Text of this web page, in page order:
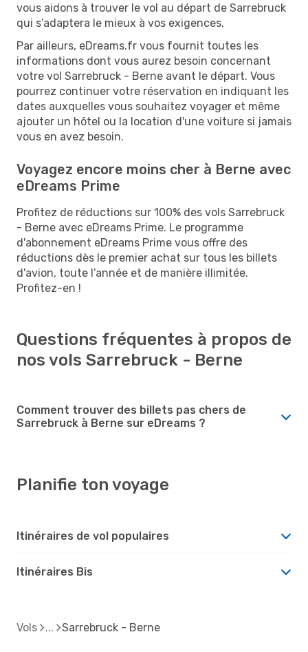
vous aidons à trouver le vol au départ de Sarrebruck
qui s’adaptera le mieux à vos exigences.
Par ailleurs, eDreams.fr vous fournit toutes les
informations dont vous aurez besoin concernant
votre vol Sarrebruck - Berne avant le départ. Vous
pourrez continuer votre réservation en indiquant les
dates auxquelles vous souhaitez voyager et même
ajouter un hôtel ou la location d'une voiture si jamais
vous en avez besoin.
Voyagez encore moins cher à Berne avec
eDreams Prime
Profitez de réductions sur 100% des vols Sarrebruck
- Berne avec eDreams Prime. Le programme
d'abonnement eDreams Prime vous offre des
réductions dès le premier achat sur tous les billets
d'avion, toute l’année et de manière illimitée.
Profitez-en !
Questions fréquentes à propos de
nos vols Sarrebruck - Berne
Comment trouver des billets pas chers de
Sarrebruck à Berne sur eDreams ?
Planifie ton voyage
Itinéraires de vol populaires
Itinéraires Bis
Vols Sarrebruck - Berne